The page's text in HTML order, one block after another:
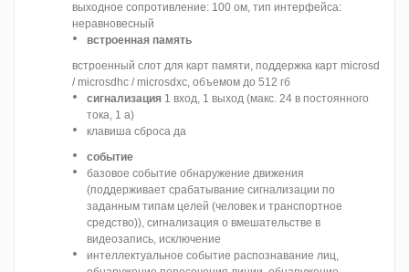
выходное сопротивление: 100 ом, тип интерфейса:
неравновесный
встроенная память
встроенный слот для карт памяти, поддержка карт microsd
/ microsdhc / microsdxc, объемом до 512 гб
сигнализация 1 вход, 1 выход (макс. 24 в постоянного
тока, 1 а)
клавиша сброса да
событие
базовое событие обнаружение движения
(поддерживает срабатывание сигнализации по
заданным типам целей (человек и транспортное
средство)), сигнализация о вмешательстве в
видеозапись, исключение
интеллектуальное событие распознавание лиц,